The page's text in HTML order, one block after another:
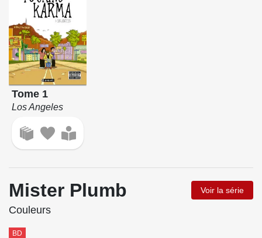
Tome 1
Los Angeles
Mister Plumb Voir la série
Couleurs
BD